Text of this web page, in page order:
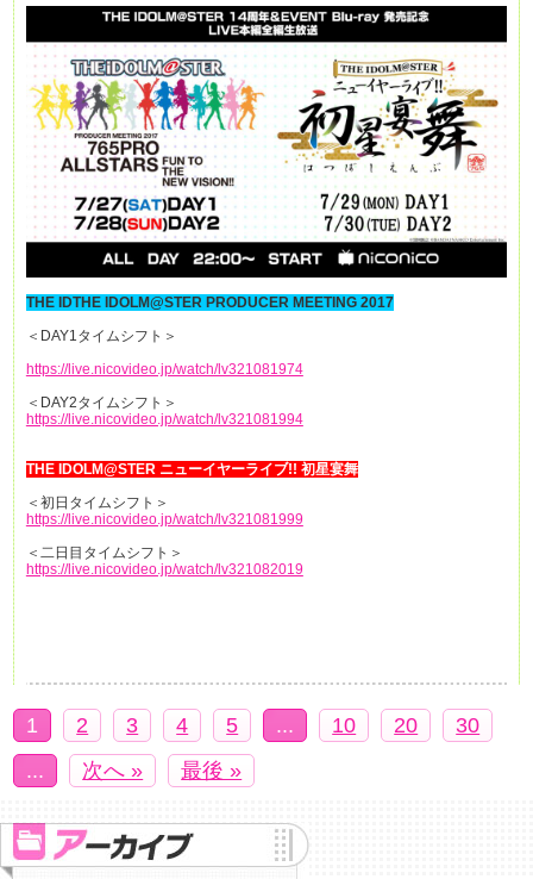
THE IDTHE IDOLM@STER PRODUCER MEETING 2017
＜DAY1タイムシフト＞
https://live.nicovideo.jp/watch/lv321081974
＜DAY2タイムシフト＞
https://live.nicovideo.jp/watch/lv321081994
THE IDOLM@STER ニューイヤーライブ!! 初星宴舞
＜初日タイムシフト＞
https://live.nicovideo.jp/watch/lv321081999
＜二日目タイムシフト＞
https://live.nicovideo.jp/watch/lv321082019
1 2 3 4 5 ... 10 20
30
...
次へ » 最後 »